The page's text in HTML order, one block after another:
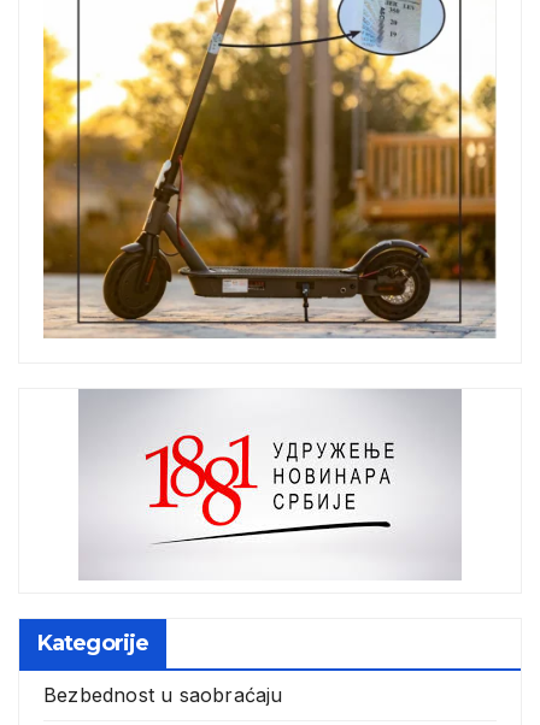
Kategorije
Bezbednost u saobraćaju